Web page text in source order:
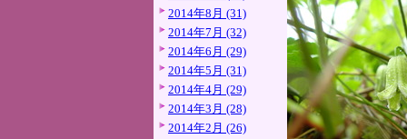
2014年8月 (31)
2014年7月 (32)
2014年6月 (29)
2014年5月 (31)
2014年4月 (29)
2014年3月 (28)
2014年2月 (26)